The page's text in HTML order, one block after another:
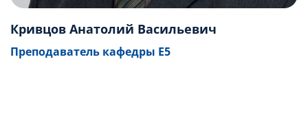
Кривцов Анатолий Васильевич
Преподаватель кафедры Е5